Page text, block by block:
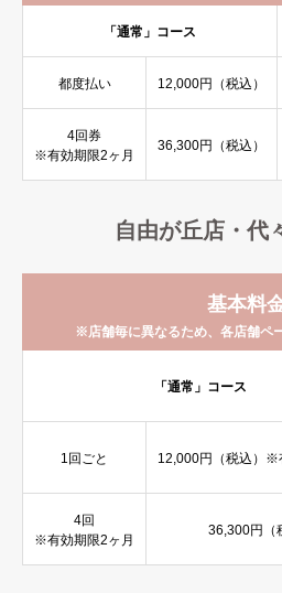
「通常」コース
都度払い 12,000円（税込）
4回券
※有効期限2ヶ月
36,300円（税込）
自由が丘店・代
基本料
※店舗毎に異なるため、各店舗ペ
「通常」コース
1回ごと 12,000円（税込） ※
4回
※有効期限2ヶ月
36,300円（